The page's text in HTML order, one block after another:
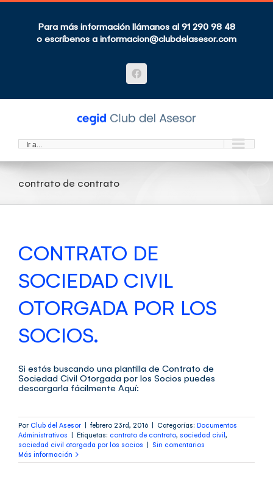
Saltar
contenidoPara más información llámanos al 91 290 98 48
o escríbenos a informacion@clubdelasesor.com
Facebook
Ir a...
contrato de contrato
CONTRATO DE
SOCIEDAD CIVIL
OTORGADA POR LOS
SOCIOS.
Si estás buscando una plantilla de Contrato de
Sociedad Civil Otorgada por los Socios puedes
descargarla fácilmente Aquí:
Por Club del Asesor | febrero 23rd, 2016 | Categorías: Documentos
Administrativos | Etiquetas: contrato de contrato, sociedad civil,
sociedad civil otorgada por los socios | Sin comentarios
Más información